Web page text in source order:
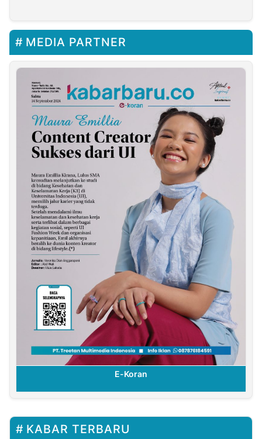
MEDIA PARTNER
E-Koran
KABAR TERBARU